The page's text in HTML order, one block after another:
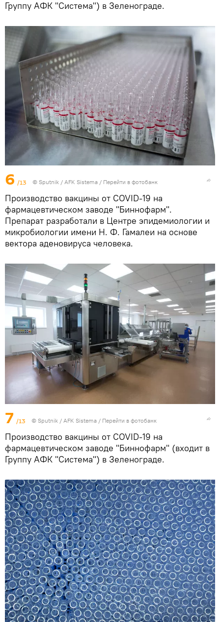
Группу АФК "Система") в Зеленограде.
6 /13 © Sputnik / AFK Sistema / Перейти в фотобанк
Производство вакцины от COVID-19 на
фармацевтическом заводе "Биннофарм".
Препарат разработали в Центре эпидемиологии и
микробиологии имени Н. Ф. Гамалеи на основе
вектора аденовируса человека.
7 /13 © Sputnik / AFK Sistema / Перейти в фотобанк
Производство вакцины от COVID-19 на
фармацевтическом заводе "Биннофарм" (входит в
Группу АФК "Система") в Зеленограде.